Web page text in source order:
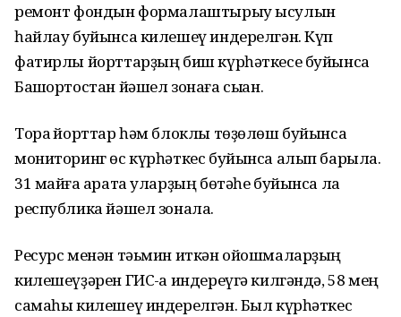
ремонт фондын формалаштырыу ысулын
һайлау буйынса килешеү индерелгән. Күп
фатирлы йорттарҙың биш күрһәткесе буйынса
Башҡортостан йәшел зонаға сыҡҡан.
Тораҡ йорттар һәм блоклы төҙөлөш буйынса
мониторинг өс күрһәткес буйынса алып барыла.
31 майға ҡарата уларҙың бөтәһе буйынса ла
республика йәшел зонала.
Ресурс менән тәьмин иткән ойошмаларҙың
килешеүҙәрен ГИС-ҡа индереүгә килгәндә, 58 мең
самаһы килешеү индерелгән. Был күрһәткес